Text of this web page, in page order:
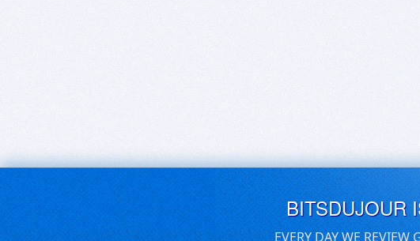
BITSDUJOUR
EVERY DAY WE